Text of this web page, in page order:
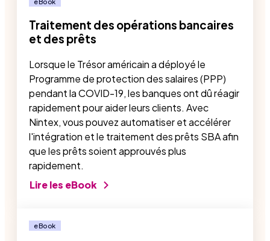
eBook
Traitement des opérations bancaires
et des prêts
Lorsque le Trésor américain a déployé le
Programme de protection des salaires (PPP)
pendant la COVID-19, les banques ont dû réagir
rapidement pour aider leurs clients. Avec
Nintex, vous pouvez automatiser et accélérer
l'intégration et le traitement des prêts SBA afin
que les prêts soient approuvés plus
rapidement.
Lire les eBook
eBook